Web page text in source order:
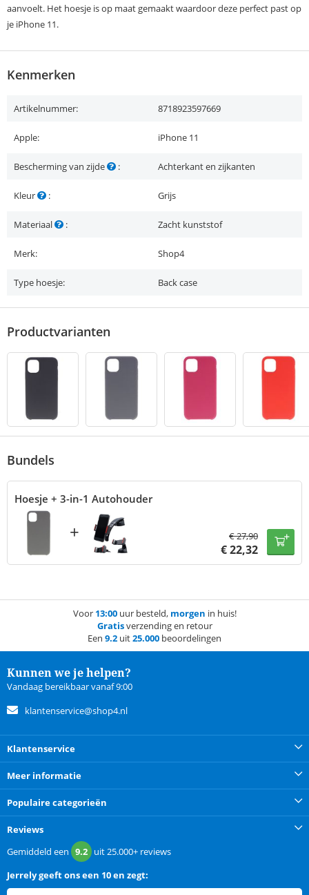
aanvoelt. Het hoesje is op maat gemaakt waardoor deze perfect past op
je iPhone 11.
Kenmerken
Artikelnummer: 8718923597669
Apple: iPhone 11
Bescherming van zijde : Achterkant en zijkanten
Kleur : Grijs
Materiaal : Zacht kunststof
Merk: Shop4
Type hoesje: Back case
Productvarianten
Bundels
Hoesje + 3-in-1 Autohouder
+ €27,90
€22,32
Voor 13:00uur besteld, morgen in huis!
Gratisverzending en retour
Een 9.2 uit25.000 beoordelingen
Kunnen we je helpen?
Vandaag bereikbaar vanaf 9:00
klantenservice@shop4.nl
Klantenservice
Meer informatie
Populaire categorieën
Reviews
Gemiddeld een 9.2 uit25.000+ reviews
Jerrelygeeft ons een 10 en zegt: